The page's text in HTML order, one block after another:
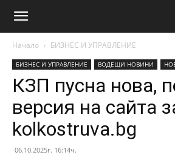
Начало БИЗНЕС И УПРАВЛЕНИЕ
БИЗНЕС И УПРАВЛЕНИЕ ВОДЕЩИ НОВИНИ
КЗП пусна нова,
версия на сайта
kolkostruva.bg
06.10.2025г. 16:14ч.